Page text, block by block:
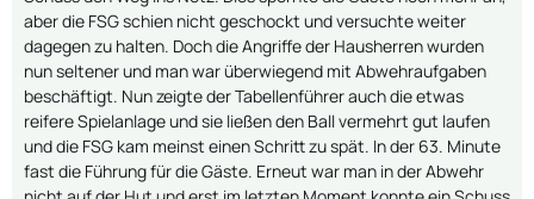
aber die FSG schien nicht geschockt und versuchte weiter
dagegen zu halten. Doch die Angriffe der Hausherren wurden
nun seltener und man war überwiegend mit Abwehraufgaben
beschäftigt. Nun zeigte der Tabellenführer auch die etwas
reifere Spielanlage und sie ließen den Ball vermehrt gut laufen
und die FSG kam meinst einen Schritt zu spät. In der 63. Minute
fast die Führung für die Gäste. Erneut war man in der Abwehr